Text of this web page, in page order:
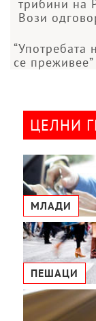
трибини на
Вози
“Употребата
се
ЦЕЛНИ
МЛАДИ
ПЕШАЦИ